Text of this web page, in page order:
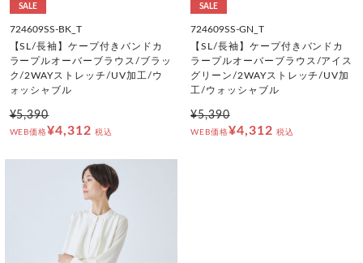
SALE
724609SS-BK_T
【SL/長袖】ケープ付きバンドカ
ラープルオーバーブラウス/ブラッ
ク/2WAYストレッチ/UV加工/ウ
ォッシャブル
¥5,390
WEB価格¥4,312 税込
SALE
724609SS-GN_T
【SL/長袖】ケープ付きバンドカ
ラープルオーバーブラウス/アイス
グリーン/2WAYストレッチ/UV加
工/ウォッシャブル
¥5,390
WEB価格¥4,312 税込